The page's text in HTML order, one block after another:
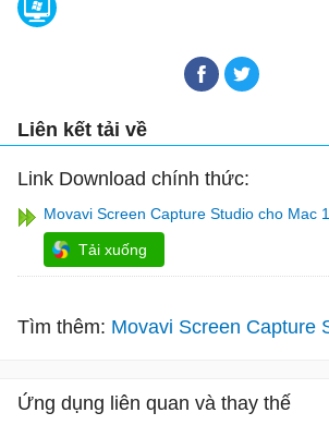
Liên kết tải về
Link Download chính thức:
Movavi Screen Capture Studio cho Mac
Tải xuống
Tìm thêm: Movavi Screen Capture
Ứng dụng liên quan và thay thế